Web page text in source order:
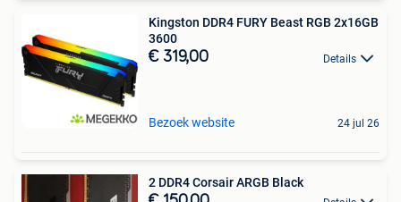
Kingston DDR4 FURY Beast RGB 2x16GB
3600
€ 319,00 Details
Bezoek website 24 jul 26
2 DDR4 Corsair ARGB Black